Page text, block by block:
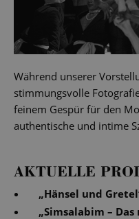
Während unserer
stimmungsvolle
feinem Gespür für den
authentische und intime
AKTUELLE
„Hänsel und Gretel
„Simsalabim – Das